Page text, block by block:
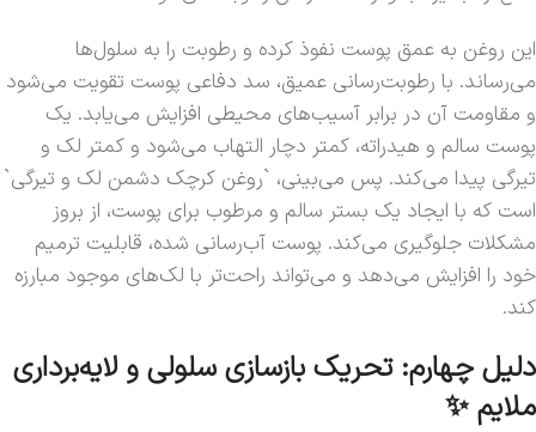
این روغن به عمق پوست نفوذ کرده و رطوبت را به سلول‌ها
می‌رساند. با رطوبت‌رسانی عمیق، سد دفاعی پوست تقویت می‌شود
و مقاومت آن در برابر آسیب‌های محیطی افزایش می‌یابد. یک
پوست سالم و هیدراته، کمتر دچار التهاب می‌شود و کمتر لک و
تیرگی پیدا می‌کند. پس می‌بینی، `روغن کرچک دشمن لک و تیرگی`
است که با ایجاد یک بستر سالم و مرطوب برای پوست، از بروز
مشکلات جلوگیری می‌کند. پوست آب‌رسانی شده، قابلیت ترمیم
خود را افزایش می‌دهد و می‌تواند راحت‌تر با لک‌های موجود مبارزه
کند.
دلیل چهارم: تحریک بازسازی سلولی و لایه‌برداری
ملایم ✨